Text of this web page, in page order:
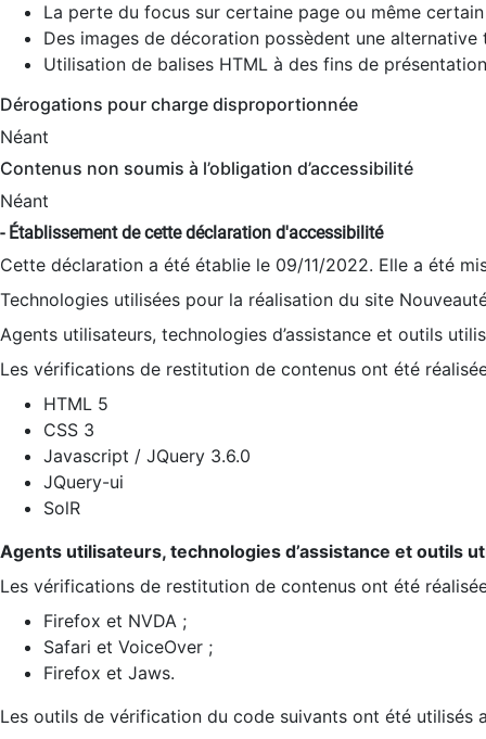
La perte du focus sur certaine page ou même
Des images de décoration possèdent une alternative
Utilisation de balises HTML à des fins de
Dérogations pour charge disproportionnée
Néant
Contenus non soumis à l’obligation d’accessibilité
Néant
- Établissement de cette déclaration d'accessibilité
Cette déclaration a été établie le 09/11/2022. Elle a été
Technologies utilisées pour la réalisation du site
Agents utilisateurs, technologies d’assistance et outils
Les vérifications de restitution de contenus ont été
HTML 5
CSS 3
Javascript / JQuery 3.6.0
JQuery-ui
SolR
Agents utilisateurs, technologies d’assistance et outils
Les vérifications de restitution de contenus ont été
Firefox et NVDA ;
Safari et VoiceOver ;
Firefox et Jaws.
Les outils de vérification du code suivants ont été utilisés